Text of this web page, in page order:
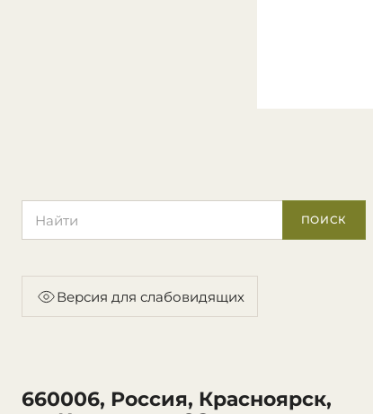
ПОИСК
Версия для слабовидящих
660006, Россия, Красноярск,